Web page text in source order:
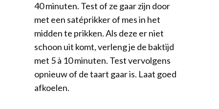
40 minuten. Test of ze gaar zijn door
met een satéprikker of mes in het
midden te prikken. Als deze er niet
schoon uit komt, verleng je de baktijd
met 5 à 10 minuten. Test vervolgens
opnieuw of de taart gaar is. Laat goed
afkoelen.